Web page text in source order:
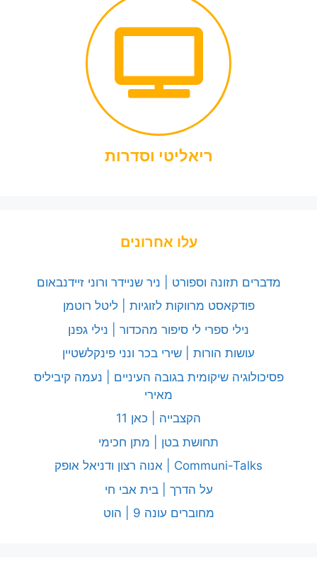
ריאליטי וסדרות
עלו אחרונים
מדברים תזונה וספורט | ניר שניידר ורוני זיידנבאום
פודקאסט מרווקות לזוגיות | ליטל רוטמן
נילי ספרי לי סיפור מהכדור | נילי גפנן
עושות הורות | שירי בכר ונני פינקלשטיין
פסיכולוגיה שיקומית בגובה העיניים | נעמה קיביליס
מאירי
הקצבייה | כאן 11
תחושת בטן | מתן חכימי
Communi-Talks | אנוה רצון ודניאל אופק
על הדרך | בית אבי חי
מחוברים עונה 9 | הוט